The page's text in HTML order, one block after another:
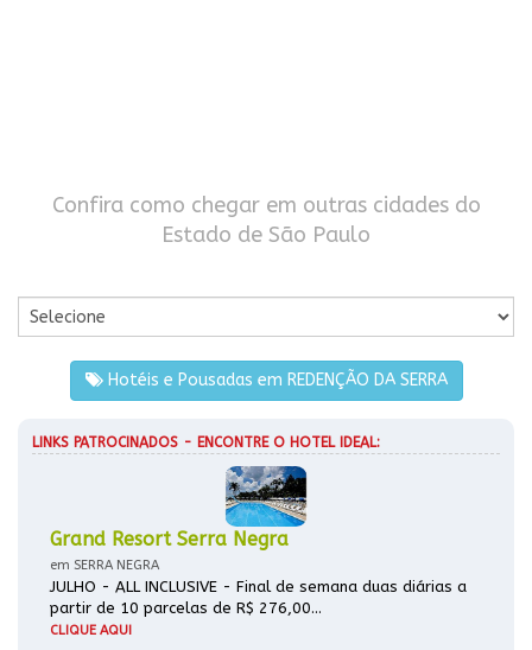
Confira como chegar em outras cidades do
Estado de São Paulo
Hotéis e Pousadas em REDENÇÃO DA SERRA
LINKS PATROCINADOS - ENCONTRE O HOTEL IDEAL:
Grand Resort Serra Negra
em SERRA NEGRA
JULHO - ALL INCLUSIVE - Final de semana duas diárias a
partir de 10 parcelas de R$ 276,00...
CLIQUE AQUI